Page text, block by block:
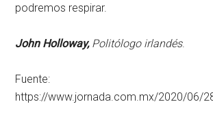
podremos respirar.
John Holloway, Politólogo irlandés.
Fuente:
https://www.jornada.com.mx/2020/06/